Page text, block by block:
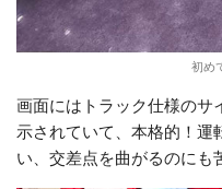
初め
画面にはトラック仕様のサ
示されていて、本格的！運
い、交差点を曲がるのにも